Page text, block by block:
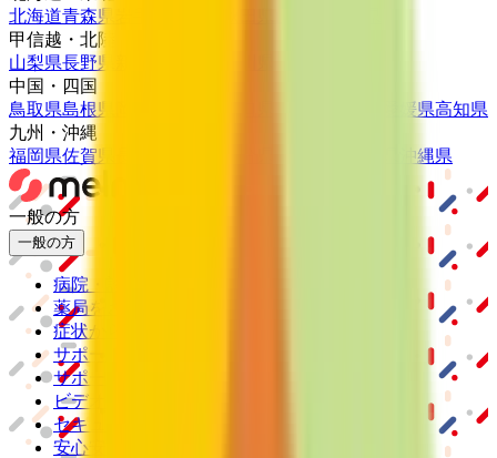
北海道青森県
甲信越・北陸
山梨県長野県
中国・四国
鳥取県島根県 愛媛県高知県
九州・沖縄
福岡県佐賀県 沖縄県
一般の方
一般の方
病院・診療所をさがす
薬局をさがす
症状からさがす
サポート
サポート環境
ビデオ通話の事前テスト
セキュリティの取り組み
安心安全への取り組み